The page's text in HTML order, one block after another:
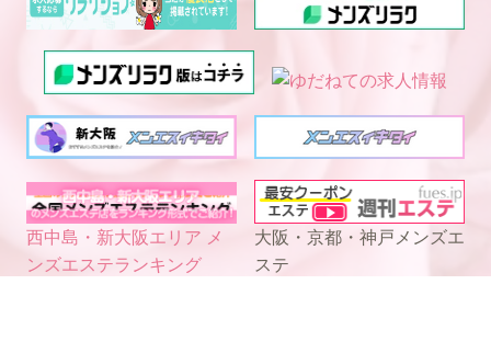
西中島・新大阪エリア メ
ンズエステランキング
大阪・京都・神戸メンズエ
ステ